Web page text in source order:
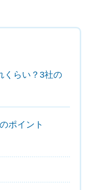
くらい？3社の
ポイント